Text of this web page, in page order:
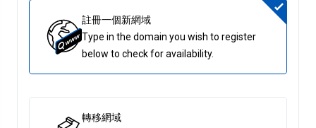
註冊一個新網域
Type in the domain you wish to register
below to check for availability.
轉移網域